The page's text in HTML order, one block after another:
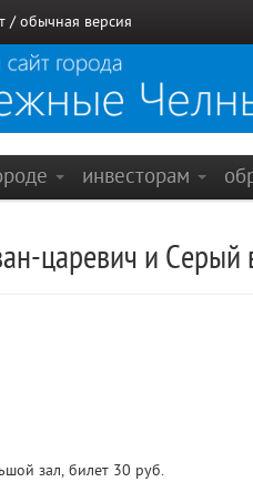
/ обычная версия
инвесторам
царевич и Серый
зал, билет 30 руб.